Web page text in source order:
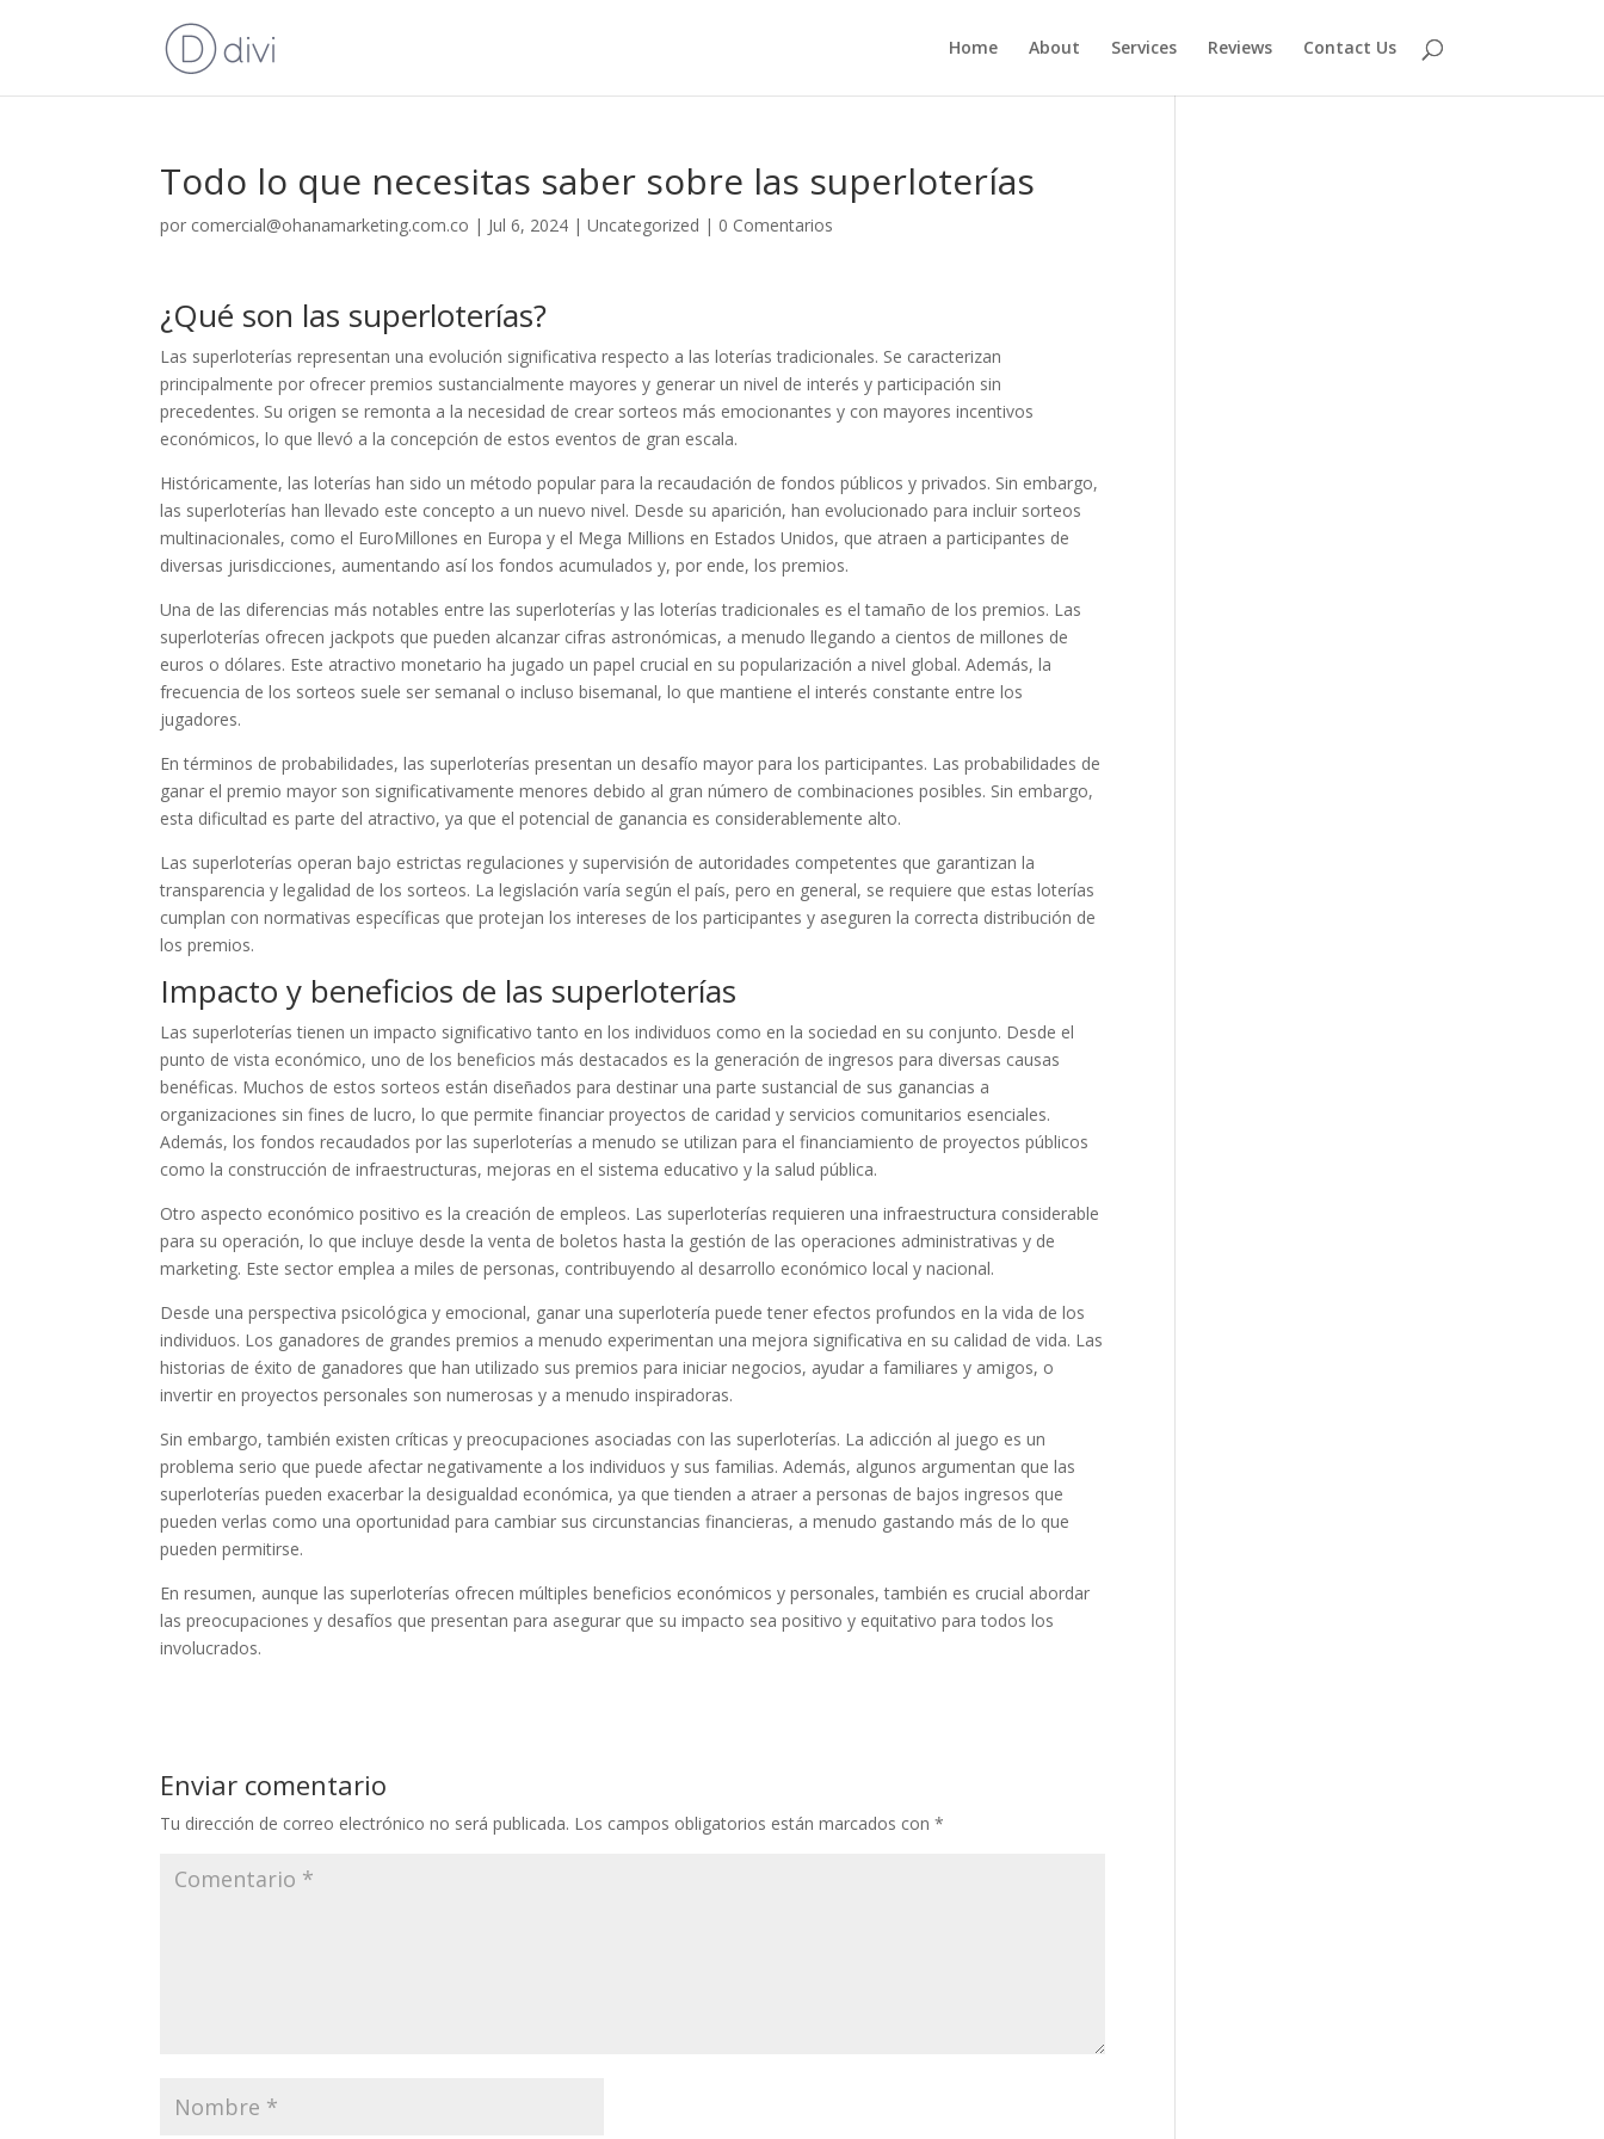
Home About Services Reviews Contact Us
Todo lo que necesitas saber sobre las superloterías
por comercial@ohanamarketing.com.co | Jul 6, 2024 |Uncategorized | 0 Comentarios
¿Qué son las superloterías?
Las superloterías representan una evolución significativa respecto a las loterías tradicionales. Se caracterizan
principalmente por ofrecer premios sustancialmente mayores y generar un nivel de interés y participación sin
precedentes. Su origen se remonta a la necesidad de crear sorteos más emocionantes y con mayores incentivos
económicos, lo que llevó a la concepción de estos eventos de gran escala.
Históricamente, las loterías han sido un método popular para la recaudación de fondos públicos y privados. Sin embargo,
las superloterías han llevado este concepto a un nuevo nivel. Desde su aparición, han evolucionado para incluir sorteos
multinacionales, como el EuroMillones en Europa y el Mega Millions en Estados Unidos, que atraen a participantes de
diversas jurisdicciones, aumentando así los fondos acumulados y, por ende, los premios.
Una de las diferencias más notables entre las superloterías y las loterías tradicionales es el tamaño de los premios. Las
superloterías ofrecen jackpots que pueden alcanzar cifras astronómicas, a menudo llegando a cientos de millones de
euros o dólares. Este atractivo monetario ha jugado un papel crucial en su popularización a nivel global. Además, la
frecuencia de los sorteos suele ser semanal o incluso bisemanal, lo que mantiene el interés constante entre los
jugadores.
En términos de probabilidades, las superloterías presentan un desafío mayor para los participantes. Las probabilidades de
ganar el premio mayor son significativamente menores debido al gran número de combinaciones posibles. Sin embargo,
esta dificultad es parte del atractivo, ya que el potencial de ganancia es considerablemente alto.
Las superloterías operan bajo estrictas regulaciones y supervisión de autoridades competentes que garantizan la
transparencia y legalidad de los sorteos. La legislación varía según el país, pero en general, se requiere que estas loterías
cumplan con normativas específicas que protejan los intereses de los participantes y aseguren la correcta distribución de
los premios.
Impacto y beneficios de las superloterías
Las superloterías tienen un impacto significativo tanto en los individuos como en la sociedad en su conjunto. Desde el
punto de vista económico, uno de los beneficios más destacados es la generación de ingresos para diversas causas
benéficas. Muchos de estos sorteos están diseñados para destinar una parte sustancial de sus ganancias a
organizaciones sin fines de lucro, lo que permite financiar proyectos de caridad y servicios comunitarios esenciales.
Además, los fondos recaudados por las superloterías a menudo se utilizan para el financiamiento de proyectos públicos
como la construcción de infraestructuras, mejoras en el sistema educativo y la salud pública.
Otro aspecto económico positivo es la creación de empleos. Las superloterías requieren una infraestructura considerable
para su operación, lo que incluye desde la venta de boletos hasta la gestión de las operaciones administrativas y de
marketing. Este sector emplea a miles de personas, contribuyendo al desarrollo económico local y nacional.
Desde una perspectiva psicológica y emocional, ganar una superlotería puede tener efectos profundos en la vida de los
individuos. Los ganadores de grandes premios a menudo experimentan una mejora significativa en su calidad de vida. Las
historias de éxito de ganadores que han utilizado sus premios para iniciar negocios, ayudar a familiares y amigos, o
invertir en proyectos personales son numerosas y a menudo inspiradoras.
Sin embargo, también existen críticas y preocupaciones asociadas con las superloterías. La adicción al juego es un
problema serio que puede afectar negativamente a los individuos y sus familias. Además, algunos argumentan que las
superloterías pueden exacerbar la desigualdad económica, ya que tienden a atraer a personas de bajos ingresos que
pueden verlas como una oportunidad para cambiar sus circunstancias financieras, a menudo gastando más de lo que
pueden permitirse.
En resumen, aunque las superloterías ofrecen múltiples beneficios económicos y personales, también es crucial abordar
las preocupaciones y desafíos que presentan para asegurar que su impacto sea positivo y equitativo para todos los
involucrados.
Enviar comentario
Tu dirección de correo electrónico no será publicada. Los campos obligatorios están marcados con*